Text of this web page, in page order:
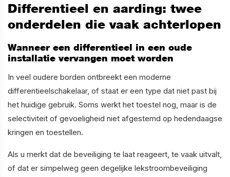
Differentieel en aarding: twee
onderdelen die vaak achterlopen
Wanneer een differentieel in een oude
installatie vervangen moet worden
In veel oudere borden ontbreekt een moderne
differentieelschakelaar, of staat er een type dat niet past bij
het huidige gebruik. Soms werkt het toestel nog, maar is de
selectiviteit of gevoeligheid niet afgestemd op hedendaagse
kringen en toestellen.
Als u merkt dat de beveiliging te laat reageert, te vaak uitvalt,
of dat er simpelweg geen degelijke lekstroombeveiliging